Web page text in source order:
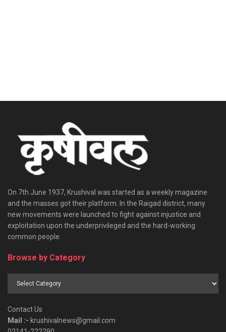
On 7th June 1937, Krushival was started as a weekly magazine
and the masses got their platform. In the Raigad district, many
new movements were launched to fight against injustice and
exploitation upon the underprivileged and the hard-working
common people.
Browse by Category
Browse
Contact Us
Mail :- krushivalnews@gmail.com